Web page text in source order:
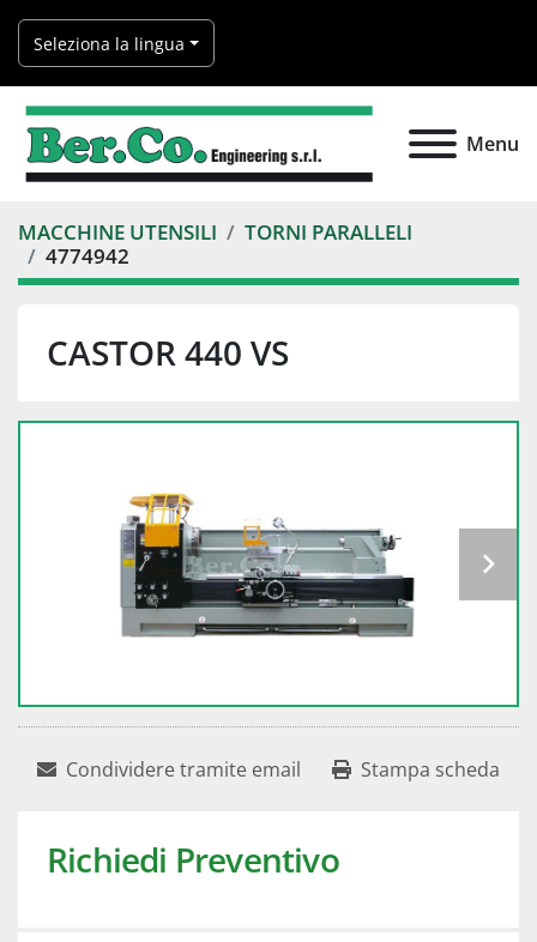
Seleziona la lingua
Menu
MACCHINE UTENSILI
TORNI PARALLELI
4774942
CASTOR 440 VS
Condividere tramite email Stampa scheda
Richiedi Preventivo